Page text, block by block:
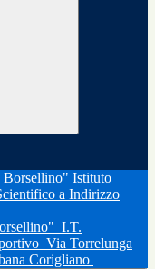
I.T.
Via Torrelunga
Corigliano